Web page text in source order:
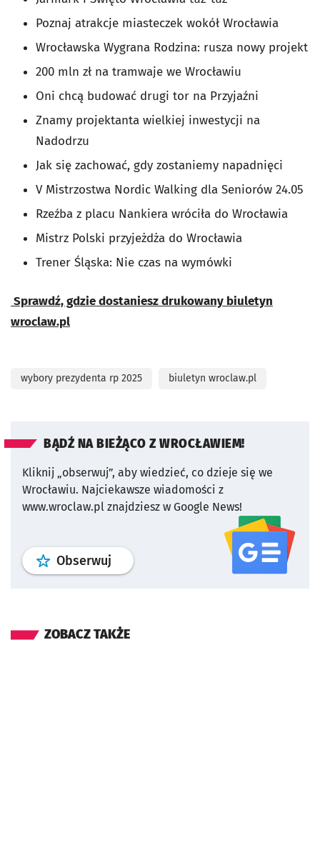
Poznaj atrakcje miasteczek wokół Wrocławia
Wrocławska Wygrana Rodzina: rusza nowy projekt
200 mln zł na tramwaje we Wrocławiu
Oni chcą budować drugi tor na Przyjaźni
Znamy projektanta wielkiej inwestycji na
Nadodrzu
Jak się zachować, gdy zostaniemy napadnięci
V Mistrzostwa Nordic Walking dla Seniorów 24.05
Rzeźba z placu Nankiera wróciła do Wrocławia
Mistrz Polski przyjeżdża do Wrocławia
Trener Śląska: Nie czas na wymówki
Sprawdź, gdzie dostaniesz drukowany biuletyn
wroclaw.pl
wybory prezydenta rp 2025 biuletyn wroclaw.pl
BĄDŹ NA BIEŻĄCO Z WROCŁAWIEM!
Kliknij „obserwuj”, aby wiedzieć, co dzieje się we
Wrocławiu. Najciekawsze wiadomości z
www.wroclaw.pl znajdziesz w Google News!
Obserwuj profil serwisu
ZOBACZ TAKŻE